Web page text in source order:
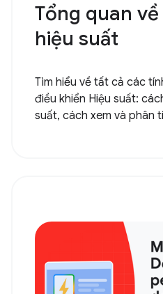
Tổng quan
hiệu suất
Tìm hiểu về tất cả các
điều khiển Hiệu suất:
suất, cách xem và phân